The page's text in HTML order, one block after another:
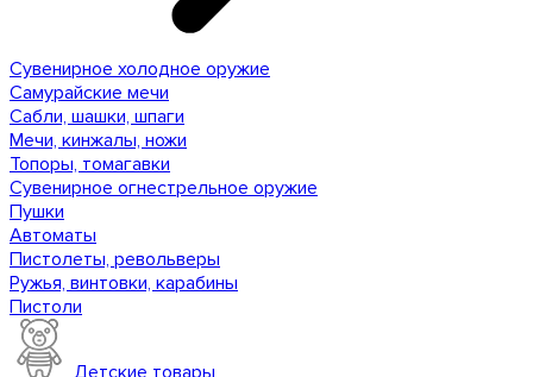
Сувенирное холодное оружие
Самурайские мечи
Сабли, шашки, шпаги
Мечи, кинжалы, ножи
Топоры, томагавки
Сувенирное огнестрельное оружие
Пушки
Автоматы
Пистолеты, револьверы
Ружья, винтовки, карабины
Пистоли
Детские товары